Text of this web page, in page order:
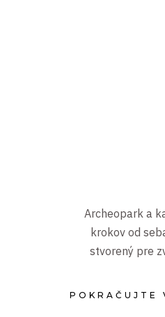
Archeopark a
krokov od
stvorený pre